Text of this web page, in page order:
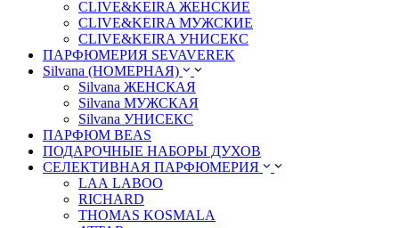
CLIVE&KEIRA ЖЕНСКИЕ
CLIVE&KEIRA МУЖСКИЕ
CLIVE&KEIRA УНИСЕКС
ПАРФЮМЕРИЯ SEVAVEREK
Silvana (НОМЕРНАЯ)
Silvana ЖЕНСКАЯ
Silvana МУЖСКАЯ
Silvana УНИСЕКС
ПАРФЮМ BEAS
ПОДАРОЧНЫЕ НАБОРЫ ДУХОВ
СЕЛЕКТИВНАЯ ПАРФЮМЕРИЯ
LАА LABОО
RICHARD
THOMAS KOSMALA